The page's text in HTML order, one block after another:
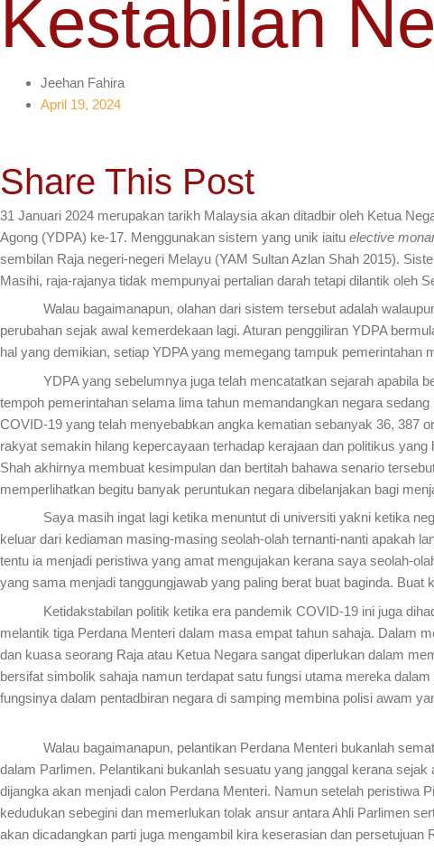
Kestabilan
Jeehan Fahira
April 19, 2024
Share This Post
31 Januari 2024 merupakan tarikh Malaysia akan ditadbir oleh Ketua
Agong (YDPA) ke-17. Menggunakan sistem yang unik iaitu elective
sembilan Raja negeri-negeri Melayu (YAM Sultan Azlan Shah 2015).
Masihi, raja-rajanya tidak mempunyai pertalian darah tetapi dilantik oleh
Walau bagaimanapun, olahan dari sistem tersebut adalah walaupun
perubahan sejak awal kemerdekaan lagi. Aturan penggiliran YDPA
hal yang demikian, setiap YDPA yang memegang tampuk
YDPA yang sebelumnya juga telah mencatatkan sejarah apabila
tempoh pemerintahan selama lima tahun memandangkan negara
COVID-19 yang telah menyebabkan angka kematian sebanyak 36, 387
rakyat semakin hilang kepercayaan terhadap kerajaan dan politikus
Shah akhirnya membuat kesimpulan dan bertitah bahawa senario
memperlihatkan begitu banyak peruntukan negara dibelanjakan bagi
Saya masih ingat lagi ketika menuntut di universiti yakni ketika
keluar dari kediaman masing-masing seolah-olah ternanti-nanti apakah
tentu ia menjadi peristiwa yang amat mengujakan kerana saya seolah-
yang sama menjadi tanggungjawab yang paling berat buat baginda. Buat
Ketidakstabilan politik ketika era pandemik COVID-19 ini juga
melantik tiga Perdana Menteri dalam masa empat tahun sahaja. Dalam
dan kuasa seorang Raja atau Ketua Negara sangat diperlukan dalam
bersifat simbolik sahaja namun terdapat satu fungsi utama mereka
fungsinya dalam pentadbiran negara di samping membina polisi awam
Walau bagaimanapun, pelantikan Perdana Menteri bukanlah
dalam Parlimen. Pelantikani bukanlah sesuatu yang janggal kerana
dijangka akan menjadi calon Perdana Menteri. Namun setelah peristiwa
kedudukan sebegini dan memerlukan tolak ansur antara Ahli Parlimen
akan dicadangkan parti juga mengambil kira keserasian dan persetujuan